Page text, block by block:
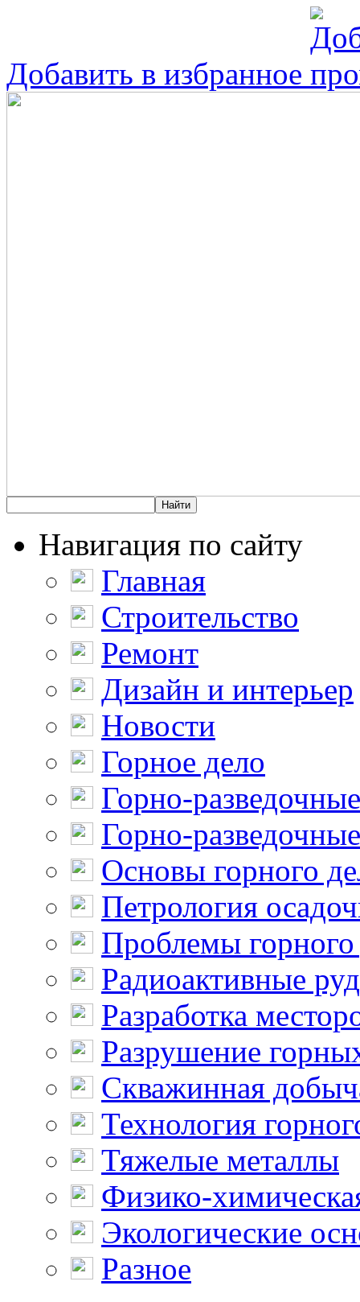
Добавить в избранное
Навигация по сайту
Главная
Строительство
Ремонт
Дизайн и интерьер
Новости
Горное дело
Горно-
Горно-
Основы горного
Петрология
Проблемы горного
Радиоактивные
Разработка
Разрушение
Скважинная
Технология
Тяжелые металлы
Физико-
Экологические
Разное